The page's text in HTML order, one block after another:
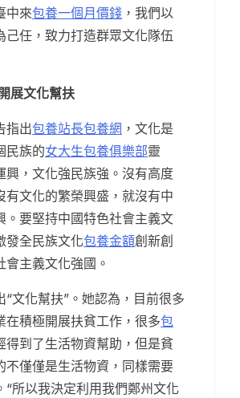
中來包養一個月價錢 ，我們以
己任，致力打造群眾文化隊伍
展文化幫扶
指出包養站長包養網 ，文化是
民族的女大生包養俱樂部靈
興，文化強民族強。沒有高度
有文化的繁榮興盛，就沒有中
。要堅持中國特色社會主義文
發全民族文化包養金額創新創
主義文化強國。
“文化幫扶”。她認為，目前很多
在積極開展扶貧工作，很多包
得到了生活物資幫助，但是貧
不僅僅是生活物資，同樣需要
“所以我決定利用我們鄭州文化